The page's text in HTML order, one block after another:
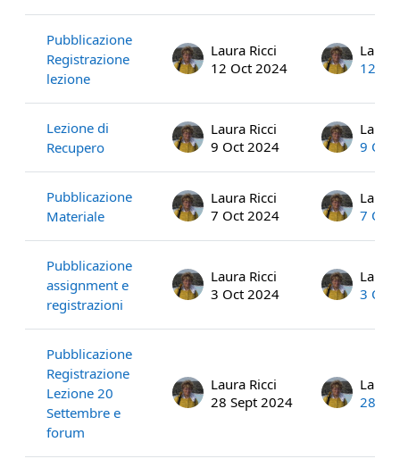
Pubblicazione
Registrazione
lezione
Laura Ricci
12 Oct 2024
Laura
12
Lezione di
Recupero
Laura Ricci
9 Oct 2024
Laura
9 Oct
Pubblicazione
Materiale
Laura Ricci
7 Oct 2024
Laura
7 Oct
Pubblicazione
assignment e
registrazioni
Laura Ricci
3 Oct 2024
Laura
3 Oct
Pubblicazione
Registrazione
Lezione 20
Settembre e
forum
Laura Ricci
28 Sept 2024
Laura
28